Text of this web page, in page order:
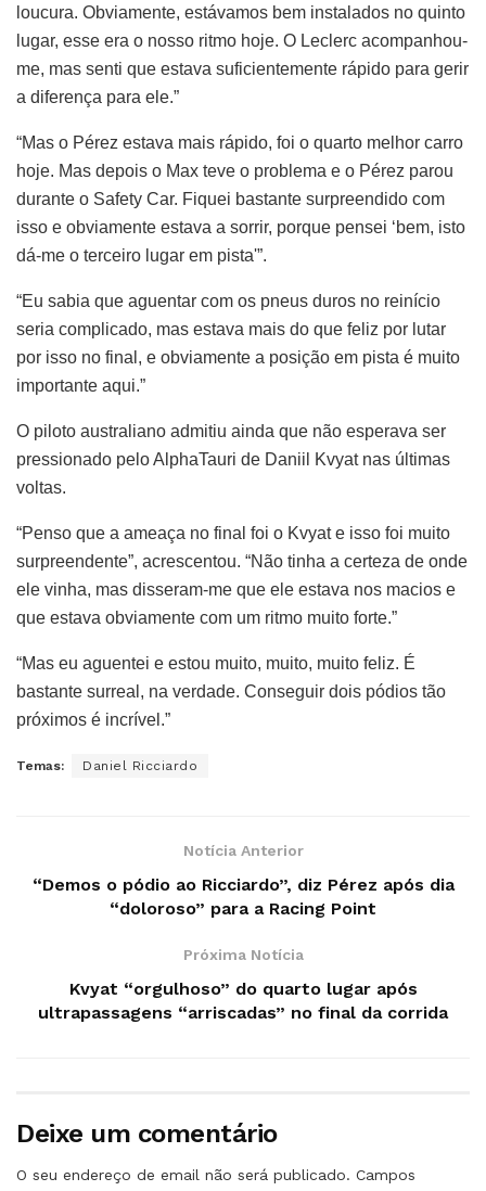
loucura. Obviamente, estávamos bem instalados no quinto
lugar, esse era o nosso ritmo hoje. O Leclerc acompanhou-
me, mas senti que estava suficientemente rápido para gerir
a diferença para ele.”
“Mas o Pérez estava mais rápido, foi o quarto melhor carro
hoje. Mas depois o Max teve o problema e o Pérez parou
durante o Safety Car. Fiquei bastante surpreendido com
isso e obviamente estava a sorrir, porque pensei ‘bem, isto
dá-me o terceiro lugar em pista'”.
“Eu sabia que aguentar com os pneus duros no reinício
seria complicado, mas estava mais do que feliz por lutar
por isso no final, e obviamente a posição em pista é muito
importante aqui.”
O piloto australiano admitiu ainda que não esperava ser
pressionado pelo AlphaTauri de Daniil Kvyat nas últimas
voltas.
“Penso que a ameaça no final foi o Kvyat e isso foi muito
surpreendente”, acrescentou. “Não tinha a certeza de onde
ele vinha, mas disseram-me que ele estava nos macios e
que estava obviamente com um ritmo muito forte.”
“Mas eu aguentei e estou muito, muito, muito feliz. É
bastante surreal, na verdade. Conseguir dois pódios tão
próximos é incrível.”
Temas: Daniel Ricciardo
Notícia Anterior
“Demos o pódio ao Ricciardo”, diz Pérez após dia
“doloroso” para a Racing Point
Próxima Notícia
Kvyat “orgulhoso” do quarto lugar após
ultrapassagens “arriscadas” no final da corrida
Deixe um comentário
O seu endereço de email não será publicado. Campos